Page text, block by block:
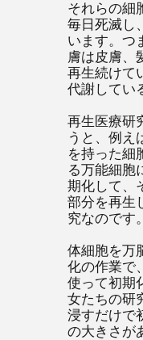
それらの細
毎日死滅し
います。つ
膚は皮膚、
再生続けて
代謝してい
再生医療研
うと、例え
を持った細
る万能細胞
期化して、
部分を再生
究なのです。
体細胞を万
化の作業で
使って初期
女たちの研
浸すだけで
の大きさが